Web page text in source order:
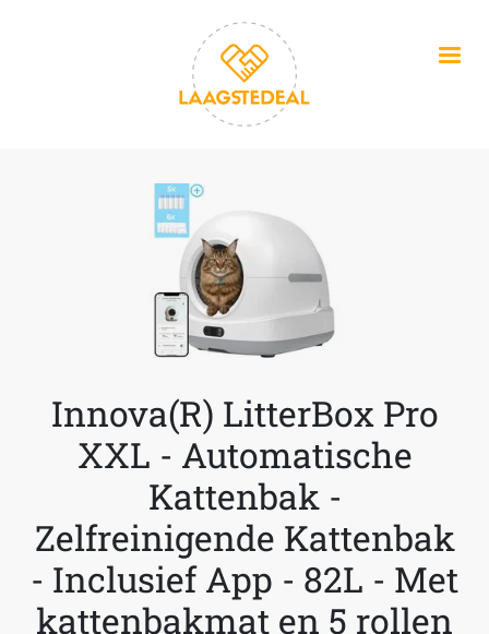
Innova(R) LitterBox Pro
XXL - Automatische
Kattenbak -
Zelfreinigende Kattenbak
- Inclusief App - 82L - Met
kattenbakmat en 5 rollen